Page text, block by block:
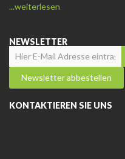
...weiterlesen
NEWSLETTER
KONTAKTIEREN SIE UNS